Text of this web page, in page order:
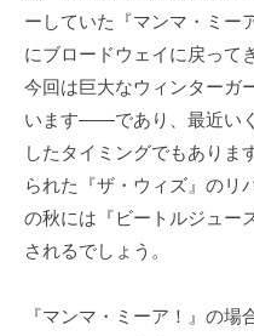
ーしていた『マンマ・ミー
にブロードウェイに戻っ
今回は巨大なウィンターガ
います――であり、最近い
したタイミングでもありま
られた『ザ・ウィズ』のリ
の秋には『ビートルジュー
されるでしょう。
『マンマ・ミーア！』の場